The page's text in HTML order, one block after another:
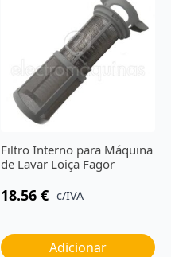
Filtro Interno para Máquina
de Lavar Loiça Fagor
18.56 € c/IVA
Adicionar